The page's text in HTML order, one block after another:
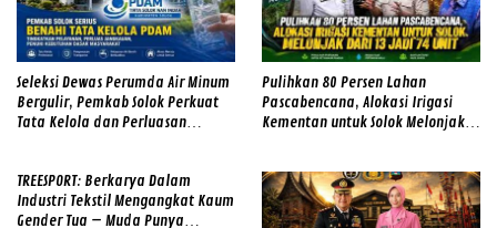
Seleksi Dewas Perumda Air Minum
Bergulir, Pemkab Solok Perkuat
Tata Kelola dan Perluasan
Pulihkan 80 Persen Lahan
Pascabencana, Alokasi Irigasi
Kementan untuk Solok Melonjak
TREESPORT: Berkarya Dalam
Industri Tekstil Mengangkat Kaum
Gender Tua – Muda Punya